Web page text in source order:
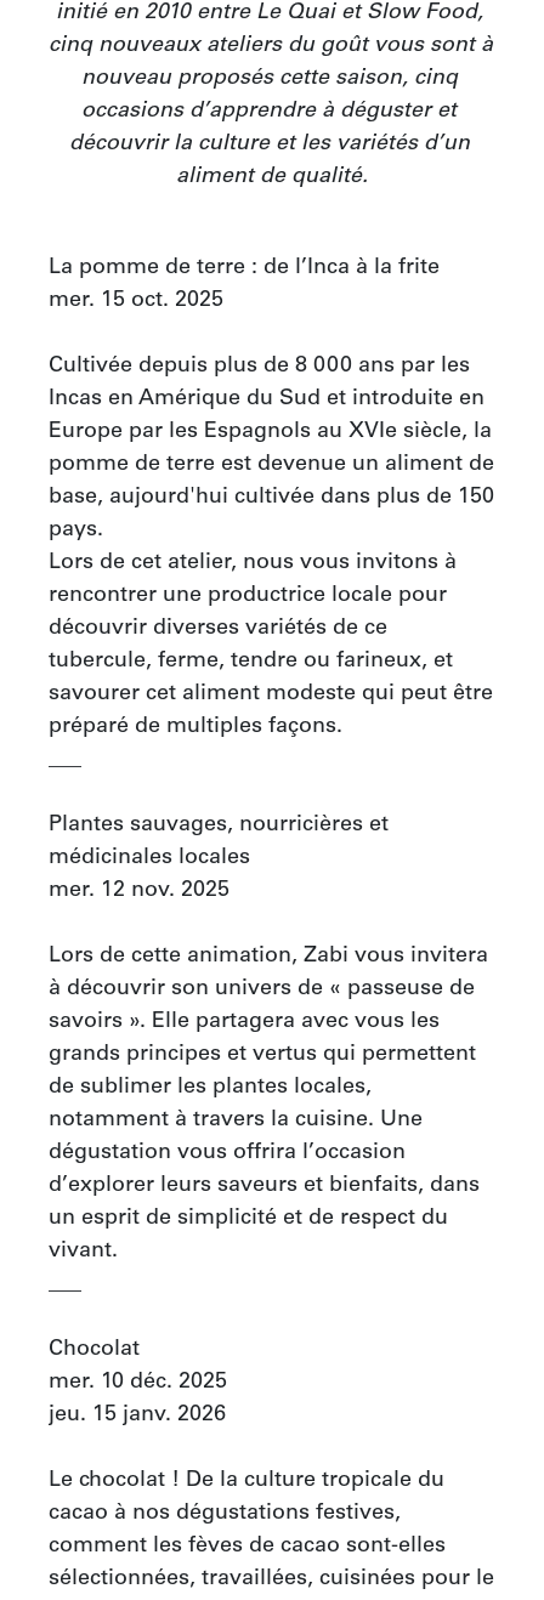
initié en 2010 entre Le Quai et Slow Food,
cinq nouveaux ateliers du goût vous sont à
nouveau proposés cette saison, cinq
occasions d’apprendre à déguster et
découvrir la culture et les variétés d’un
aliment de qualité.
La pomme de terre : de l’Inca à la frite
mer. 15 oct. 2025
Cultivée depuis plus de 8 000 ans par les
Incas en Amérique du Sud et introduite en
Europe par les Espagnols au XVIe siècle, la
pomme de terre est devenue un aliment de
base, aujourd'hui cultivée dans plus de 150
pays.
Lors de cet atelier, nous vous invitons à
rencontrer une productrice locale pour
découvrir diverses variétés de ce
tubercule, ferme, tendre ou farineux, et
savourer cet aliment modeste qui peut être
préparé de multiples façons.
Plantes sauvages, nourricières et
médicinales locales
mer. 12 nov. 2025
Lors de cette animation, Zabi vous invitera
à découvrir son univers de « passeuse de
savoirs ». Elle partagera avec vous les
grands principes et vertus qui permettent
de sublimer les plantes locales,
notamment à travers la cuisine. Une
dégustation vous offrira l’occasion
d’explorer leurs saveurs et bienfaits, dans
un esprit de simplicité et de respect du
vivant.
Chocolat
mer. 10 déc. 2025
jeu. 15 janv. 2026
Le chocolat ! De la culture tropicale du
cacao à nos dégustations festives,
comment les fèves de cacao sont-elles
sélectionnées, travaillées, cuisinées pour le